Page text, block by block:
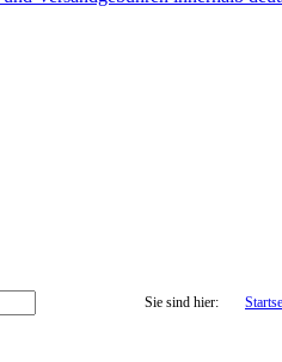
Sie sind hier: